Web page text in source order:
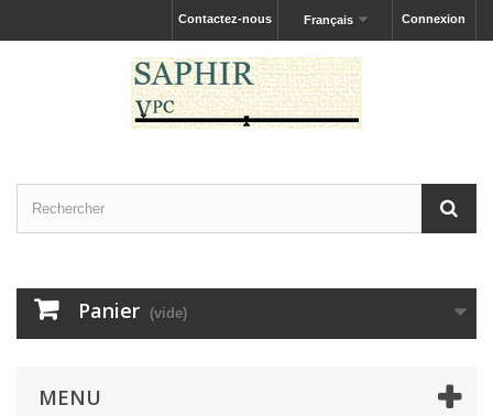
Connexion
Français
Contactez-nous
Panier (vide)
MENU